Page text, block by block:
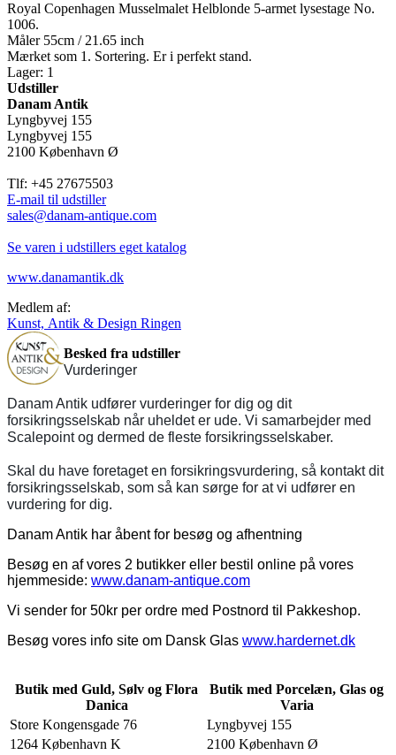
Royal Copenhagen Musselmalet Helblonde 5-armet lysestage No.
1006.
Måler 55cm / 21.65 inch
Mærket som 1. Sortering. Er i perfekt stand.
Lager: 1
Udstiller
Danam Antik
Lyngbyvej 155
Lyngbyvej 155
2100 København Ø
Tlf: +45 27675503
E-mail til udstiller
sales@danam-antique.com
Se varen i udstillers eget katalog
www.danamantik.dk
Medlem af:
Kunst, Antik & Design Ringen
Besked fra udstiller
Vurderinger
Danam Antik udfører vurderinger for dig og dit
forsikringsselskab når uheldet er ude. Vi samarbejder med
Scalepoint og dermed de fleste forsikringsselskaber.
Skal du have foretaget en forsikringsvurdering, så kontakt dit
forsikringsselskab, som så kan sørge for at vi udfører en
vurdering for dig.
Danam Antik har åbent for besøg og afhentning
Besøg en af vores 2 butikker eller bestil online på vores
hjemmeside: www.danam-antique.com
Vi sender for 50kr per ordre med Postnord til Pakkeshop.
Besøg vores info site om Dansk Glas www.hardernet.dk
Butik med Guld, Sølv og Flora
Danica
Butik med Porcelæn, Glas og
Varia
Store Kongensgade 76
Lyngbyvej 155
1264 København K
2100 København Ø